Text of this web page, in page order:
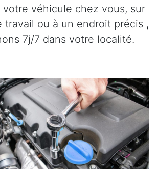
véhicule chez vous, sur
travail ou à un endroit précis ,
7j/7 dans votre localité.